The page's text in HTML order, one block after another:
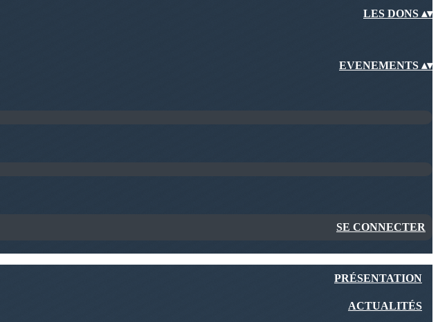
LES DONS ▴▾
EVENEMENTS ▴▾
SE CONNECTER
PRÉSENTATION
ACTUALITÉS